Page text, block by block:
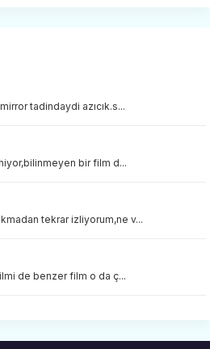
tadindaydi azıcık.s...
bir film d...
tekrar izliyorum,ne v...
de benzer film o da ç...